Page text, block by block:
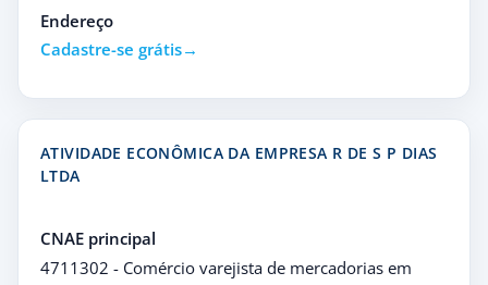
Endereço
Cadastre-se grátis
ATIVIDADE ECONÔMICA DA EMPRESA R DE S P DIAS
LTDA
CNAE principal
4711302 - Comércio varejista de mercadorias em